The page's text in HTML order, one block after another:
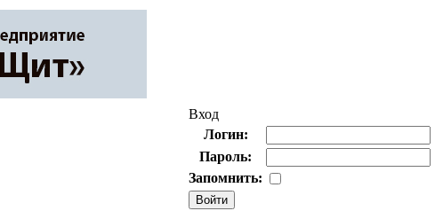
Вход
Логин:
Пароль:
Запомнить: